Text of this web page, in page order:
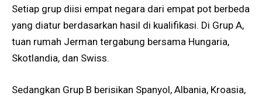
Setiap grup diisi empat negara dari empat pot berbeda
yang diatur berdasarkan hasil di kualifikasi. Di Grup A,
tuan rumah Jerman tergabung bersama Hungaria,
Skotlandia, dan Swiss.
Sedangkan Grup B berisikan Spanyol, Albania, Kroasia,